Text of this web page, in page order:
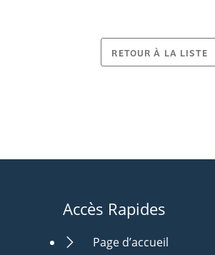
RETOUR À LA LISTE
Accès Rapides
Page d’accueil